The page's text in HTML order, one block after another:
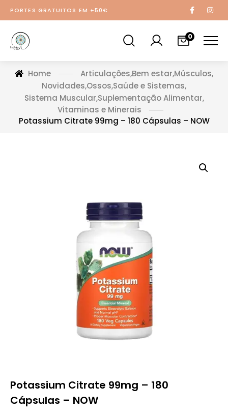
PORTES GRATUITOS EM +50€
0
Home Articulações,Bem estar,Músculos,
Novidades,Ossos,Saúde e Sistemas,
Sistema Muscular,Suplementação Alimentar,
Vitaminas e Minerais
Potassium Citrate 99mg – 180 Cápsulas – NOW
Potassium Citrate 99mg – 180
Cápsulas – NOW